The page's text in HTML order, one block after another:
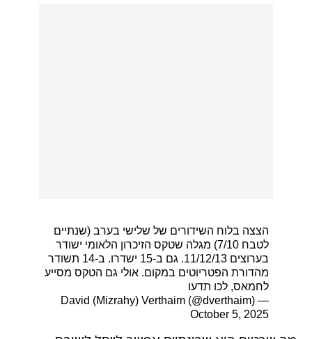
הצצה בלוח השידורים של שלישי בערב (שנתיים
לטבח 7/10) מגלה שטקס הזיכרון הלאומי ישודר
בערוצים 11/12/13. גם ב-15 ישדרו. ב-14 תשודר
מהדורת הפטריוטים במקום. אולי גם הטקס מסייע
לחמאס, לכו תדעו
— David (Mizrahy) Verthaim (@dverthaim)
October 5, 2025